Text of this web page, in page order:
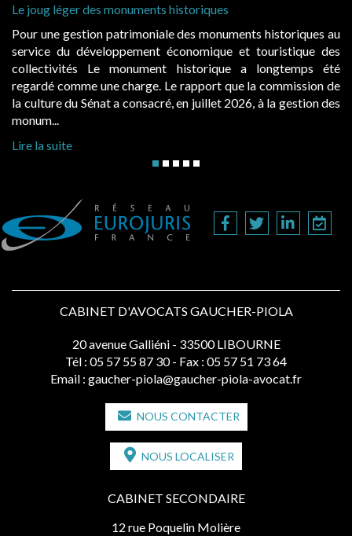
historiques au
et touristique des
a longtemps été
que la commission de
2026, à la gestion des
Cabines de plage : le juge admet des
Evocatrices des bains de mer, les
également un beau sujet domanial.
public, elles donnent lieu au
d’occupation. Saisies par des
CABINET D'AVOCATS GAUCHER-PIOLA
20 avenue Galliéni - 33500 LIBOURNE
Tél : 05 57 55 87 30 - Fax : 05 57 51 73 64
Email : gaucher-piola@gaucher-piola-avocat.fr
NOUS CONTACTER
NOUS LOCALISER
CABINET SECONDAIRE
12 rue Poquelin Molière